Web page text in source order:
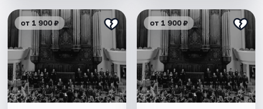
от 1 900 ₽ от 1 900 ₽